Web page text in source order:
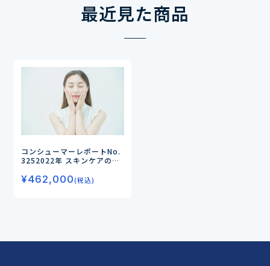
最近見た商品
コンシューマーレポートNo.
3252022年 スキンケアのア
『クレンジング』から『日焼
け止め』までスキンケア9ア
¥462,000(税込)